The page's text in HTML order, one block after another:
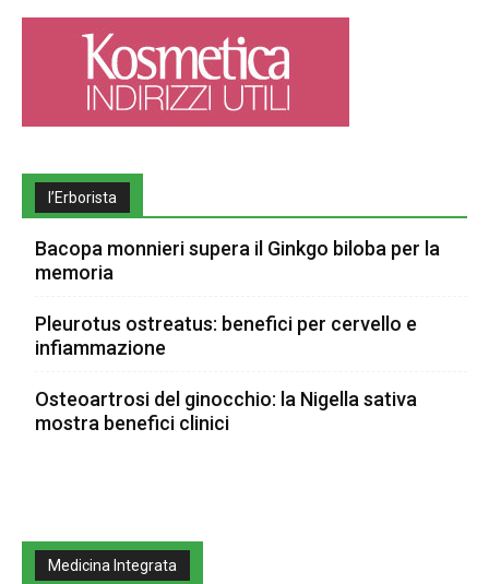
l’Erborista
Bacopa monnieri supera il Ginkgo biloba per la
memoria
Pleurotus ostreatus: benefici per cervello e
infiammazione
Osteoartrosi del ginocchio: la Nigella sativa
mostra benefici clinici
Medicina Integrata